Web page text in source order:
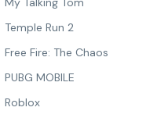
Temple Run 2
Free Fire: The Chaos
PUBG MOBILE
Roblox